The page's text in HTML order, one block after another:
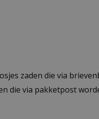
zaden die via
die via pakketpost